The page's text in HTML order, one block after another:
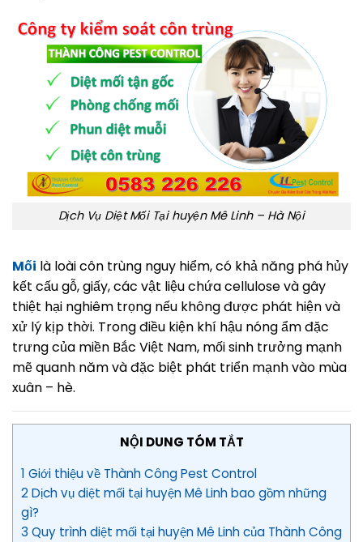
Dịch Vụ Diệt Mối Tại huyện Mê Linh – Hà Nội
Mối là loài côn trùng nguy hiểm, có khả năng phá hủy
kết cấu gỗ, giấy, các vật liệu chứa cellulose và gây
thiệt hại nghiêm trọng nếu không được phát hiện và
xử lý kịp thời. Trong điều kiện khí hậu nóng ẩm đặc
trưng của miền Bắc Việt Nam, mối sinh trưởng mạnh
mẽ quanh năm và đặc biệt phát triển mạnh vào mùa
xuân – hè.
NỘI DUNG TÓM TẮT
1 Giới thiệu về Thành Công Pest Control
2 Dịch vụ diệt mối tại huyện Mê Linh bao gồm những
gì?
3 Quy trình diệt mối tại huyện Mê Linh của Thành Công